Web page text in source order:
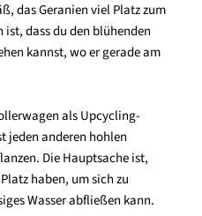
das Geranien viel Platz zum
dass du den blühenden
kannst, wo er gerade am
als Upcycling-
jeden anderen hohlen
Die Hauptsache ist,
haben, um sich zu
Wasser abfließen kann.